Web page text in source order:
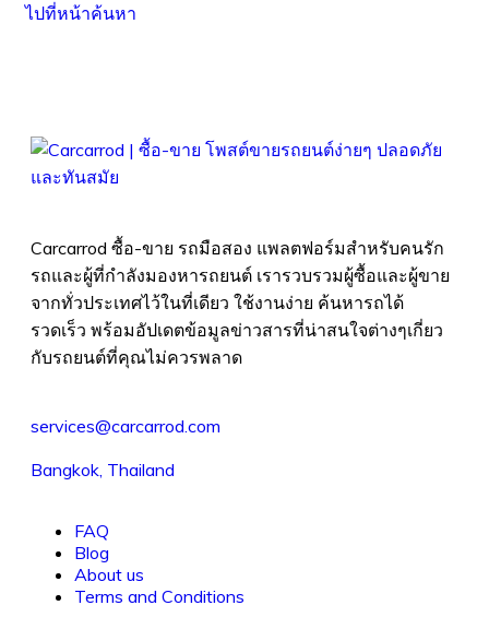
ไปที่หน้าค้นหา
Carcarrod ซื้อ-ขาย รถมือสอง แพลตฟอร์มสำหรับคนรัก
รถและผู้ที่กำลังมองหารถยนต์ เรารวบรวมผู้ซื้อและผู้ขาย
จากทั่วประเทศไว้ในที่เดียว ใช้งานง่าย ค้นหารถได้
รวดเร็ว พร้อมอัปเดตข้อมูลข่าวสารที่น่าสนใจต่างๆเกี่ยว
กับรถยนต์ที่คุณไม่ควรพลาด
services@carcarrod.com
Bangkok, Thailand
FAQ
Blog
About us
Terms and Conditions